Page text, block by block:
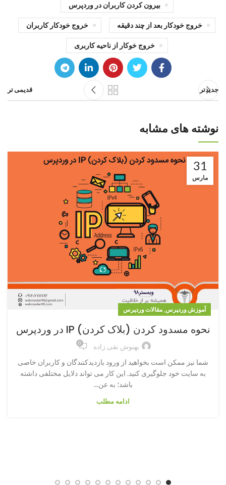
بیرون کردن کاربران در وردپرس
خروج خودکار بعد از چند دقیقه خروج خودکار کاربران
خروج خوکار از ناحیه کاربری
جدیدتر قدیمی تر
نوشته های مشابه
31
مارس
آموزش وردپرس, مقالات وردپرس
نحوه مسدود کردن (بلاک کردن) IP در وردپرس
بهنوش نقی زاده 0
شما نیز ممکن است بخواهید از ورود بازدیدکنندگان و کاربران خاصی
به سایت خود جلوگیری کنید. این کار می تواند دلایل مختلفی داشته
باشد؛ به عن...
ادامه مطلب